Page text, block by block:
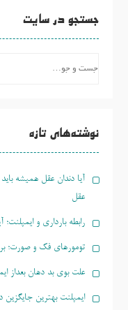
جستجو در سایت
نوشته‌های تازه
آیا دندان عقل همیشه
عقل
رابطه بارداری و
تومورهای فک و صورت؛
علت بوی بد دهان بعداز
ایمپلنت بهترین جایگزین